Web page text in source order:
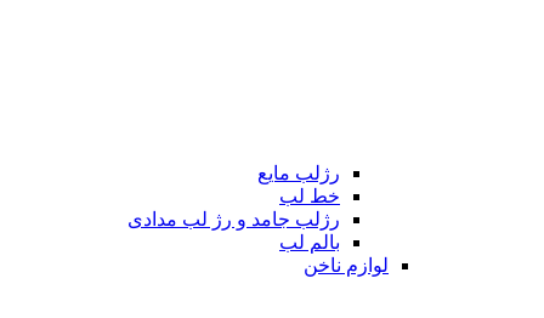
رژلب مایع
خط لب
رژلب جامد و رژ لب مدادی
بالم لب
لوازم ناخن